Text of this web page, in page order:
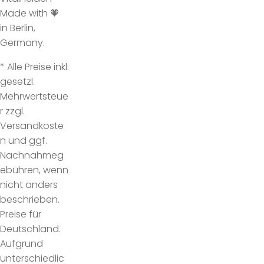
Made with 🧡
in Berlin,
Germany.
* Alle Preise inkl.
gesetzl.
Mehrwertsteue
r zzgl.
Versandkoste
n und ggf.
Nachnahmeg
ebühren, wenn
nicht anders
beschrieben.
Preise für
Deutschland.
Aufgrund
unterschiedlic